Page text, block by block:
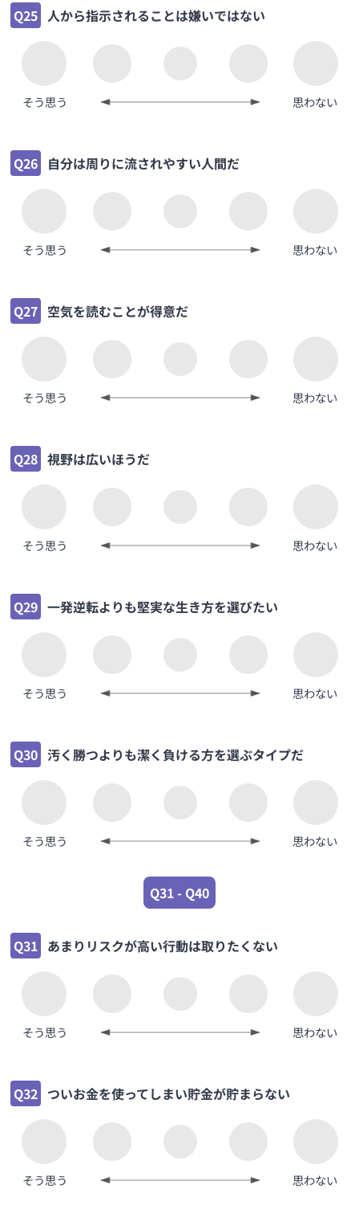
Q25 人から指示されることは嫌いではない
そう思う 思わない
Q26 自分は周りに流されやすい人間だ
そう思う 思わない
Q27 空気を読むことが得意だ
そう思う 思わない
Q28 視野は広いほうだ
そう思う 思わない
Q29 一発逆転よりも堅実な生き方を選びたい
そう思う 思わない
Q30 汚く勝つよりも潔く負ける方を選ぶタイプだ
そう思う 思わない
Q31 - Q40
Q31 あまりリスクが高い行動は取りたくない
そう思う 思わない
Q32 ついお金を使ってしまい貯金が貯まらない
そう思う 思わない